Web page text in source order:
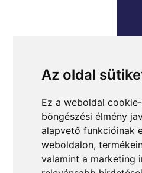
Az oldal
Ez a weboldal
böngészési élmény
alapvető funkcióinak
weboldalon,
valamint a marketing